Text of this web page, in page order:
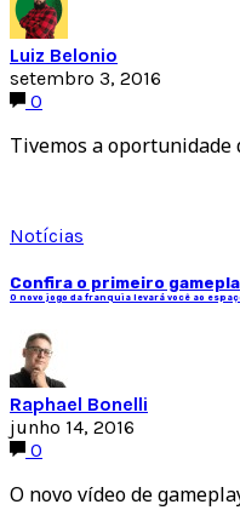
Luiz Belonio
setembro 3, 2016
0
Tivemos a oportunidade
Notícias
Confira o primeiro
O novo jogo da franquia levará você ao
Raphael Bonelli
junho 14, 2016
0
O novo vídeo de